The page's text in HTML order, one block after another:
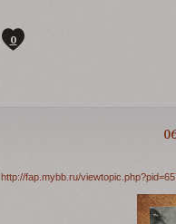
0
http://fap.mybb.ru/